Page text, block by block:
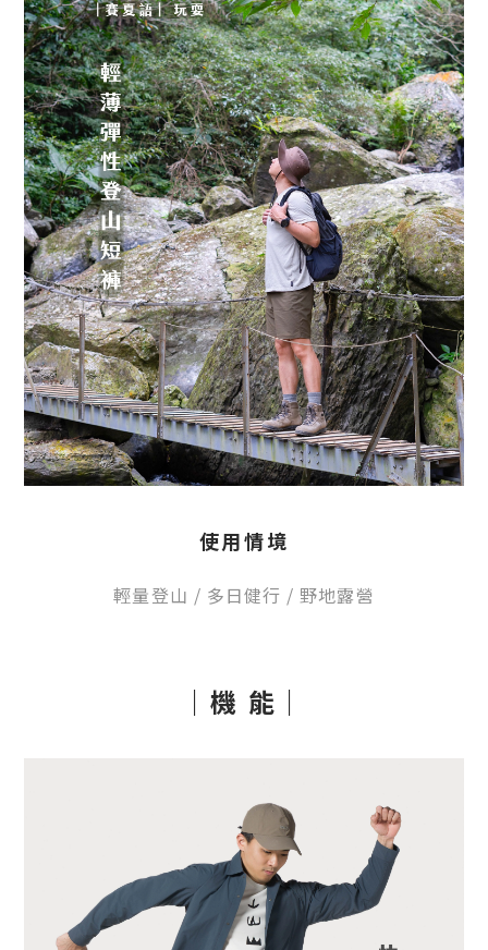
使用情境
輕量登山 / 多日健行 / 野地露營
｜機 能｜